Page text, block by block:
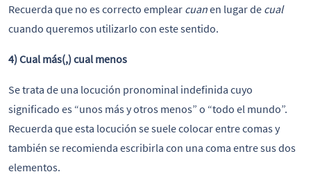
Recuerda que no es correcto emplear cuanen lugar de cual
cuando queremos utilizarlo con este sentido.
4) Cual más(,) cual menos
Se trata de una locución pronominal indefinida cuyo
significado es “unos más y otros menos” o “todo el mundo”.
Recuerda que esta locución se suele colocar entre comas y
también se recomienda escribirla con una coma entre sus dos
elementos.